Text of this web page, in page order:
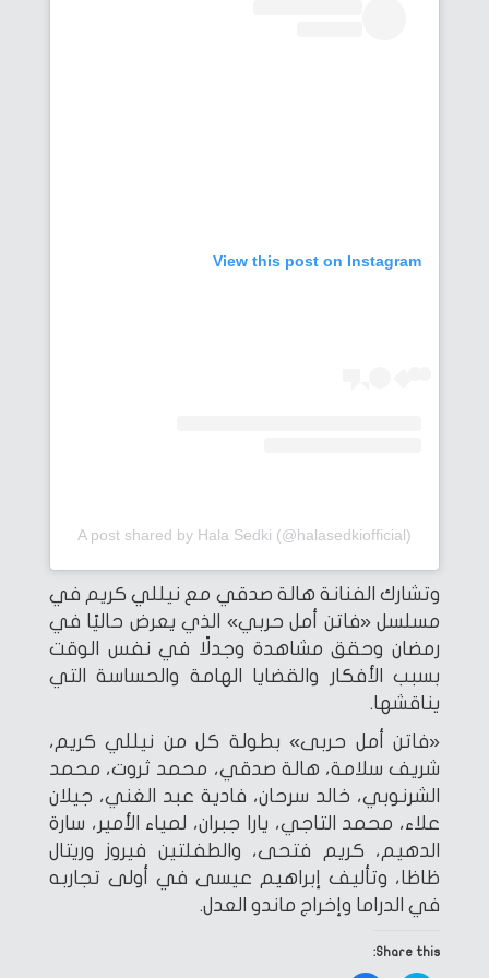
View this post on Instagram
A post shared by Hala Sedki (@halasedkiofficial)
وتشارك الفنانة هالة صدقي مع نيللي كريم في
مسلسل «فاتن أمل حربي» الذي يعرض حاليًا في
رمضان وحقق مشاهدة وجدلًا في نفس الوقت
بسبب الأفكار والقضايا الهامة والحساسة التي
يناقشها.
«فاتن أمل حربى» بطولة كل من نيللي كريم،
شريف سلامة، هالة صدقي، محمد ثروت، محمد
الشرنوبي، خالد سرحان، فادية عبد الغني، جيلان
علاء، محمد التاجي، يارا جبران، لمياء الأمير، سارة
الدهيم، كريم فتحى، والطفلتين فيروز وريتال
ظاظا، وتأليف إبراهيم عيسى في أولى تجاربه
في الدراما وإخراج ماندو العدل.
Share this: